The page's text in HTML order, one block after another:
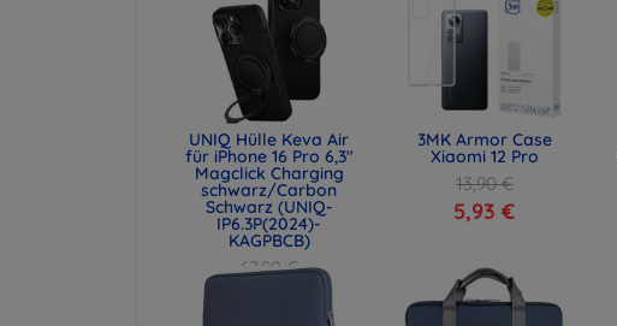
UNIQ Hülle Keva Air
für iPhone 16 Pro 6,3"
Magclick Charging
schwarz/Carbon
Schwarz (UNIQ-
IP6.3P(2024)-
KAGPBCB)
67,90 €
3MK Armor Case
Xiaomi 12 Pro
13,90 €
5,93 €